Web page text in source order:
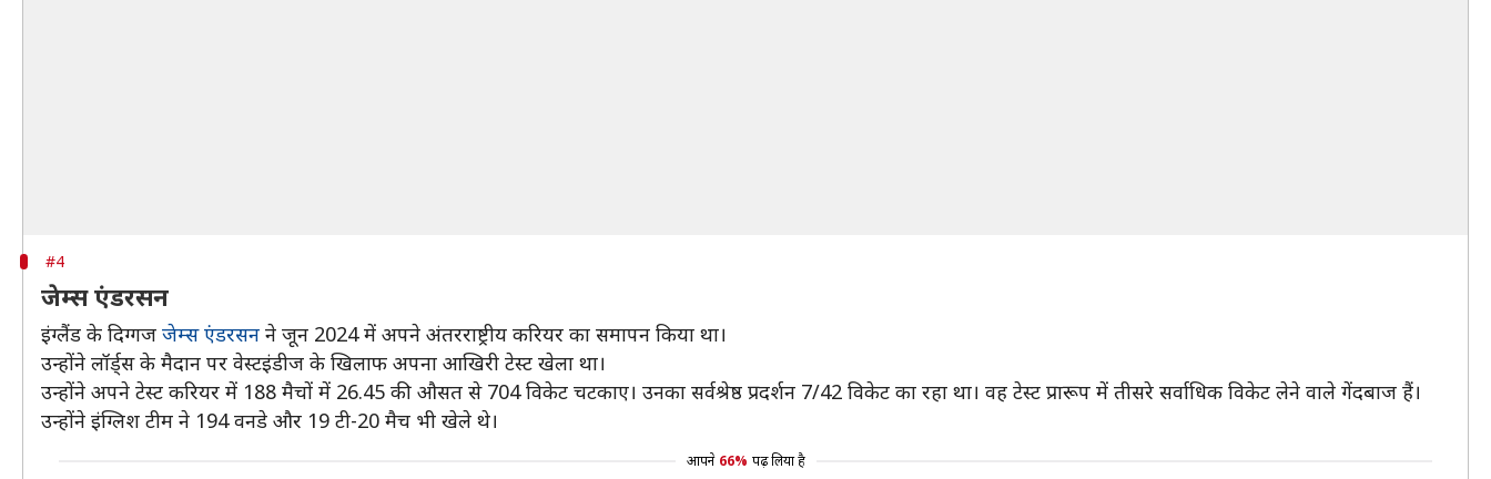
#4
जेम्स एंडरसन
इंग्लैंड के दिग्गज जेम्स एंडरसन ने जून 2024 में अपने अंतरराष्ट्रीय करियर का समापन किया था।
उन्होंने लॉर्ड्स के मैदान पर वेस्टइंडीज के खिलाफ अपना आखिरी टेस्ट खेला था।
उन्होंने अपने टेस्ट करियर में 188 मैचों में 26.45 की औसत से 704 विकेट चटकाए। उनका सर्वश्रेष्ठ प्रदर्शन 7/42 विकेट का रहा था। वह टेस्ट प्रारूप में तीसरे सर्वाधिक विकेट लेने वाले गेंदबाज हैं।
उन्होंने इंग्लिश टीम ने 194 वनडे और 19 टी-20 मैच भी खेले थे।
आपने 66% पढ़ लिया है